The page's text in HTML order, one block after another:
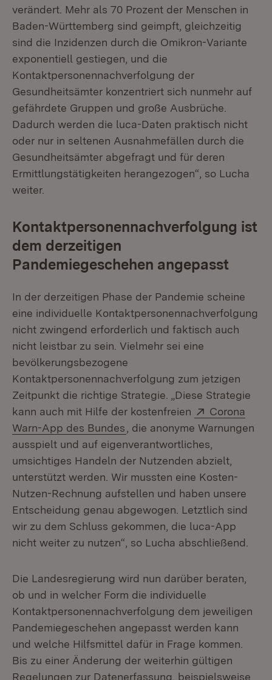
verändert. Mehr als 70 Prozent der Menschen in
Baden-Württemberg sind geimpft, gleichzeitig
sind die Inzidenzen durch die Omikron-Variante
exponentiell gestiegen, und die
Kontaktpersonennachverfolgung der
Gesundheitsämter konzentriert sich nunmehr auf
gefährdete Gruppen und große Ausbrüche.
Dadurch werden die luca-Daten praktisch nicht
oder nur in seltenen Ausnahmefällen durch die
Gesundheitsämter abgefragt und für deren
Ermittlungstätigkeiten herangezogen“, so Lucha
weiter.
Kontaktpersonennachverfolgung ist
dem derzeitigen
Pandemiegeschehen angepasst
In der derzeitigen Phase der Pandemie scheine
eine individuelle Kontaktpersonennachverfolgung
nicht zwingend erforderlich und faktisch auch
nicht leistbar zu sein. Vielmehr sei eine
bevölkerungsbezogene
Kontaktpersonennachverfolgung zum jetzigen
Zeitpunkt die richtige Strategie. „Diese Strategie
kann auch mit Hilfe der kostenfreien
Extern:
Corona
Warn-App des Bundes (Öffnet in neuem Fenster)
, die anonyme Warnungen
ausspielt und auf eigenverantwortliches,
umsichtiges Handeln der Nutzenden abzielt,
unterstützt werden. Wir mussten eine Kosten-
Nutzen-Rechnung aufstellen und haben unsere
Entscheidung genau abgewogen. Letztlich sind
wir zu dem Schluss gekommen, die luca-App
nicht weiter zu nutzen“, so Lucha abschließend.
Die Landesregierung wird nun darüber beraten,
ob und in welcher Form die individuelle
Kontaktpersonennachverfolgung dem jeweiligen
Pandemiegeschehen angepasst werden kann
und welche Hilfsmittel dafür in Frage kommen.
Bis zu einer Änderung der weiterhin gültigen
Regelungen zur Datenerfassung, beispielsweise